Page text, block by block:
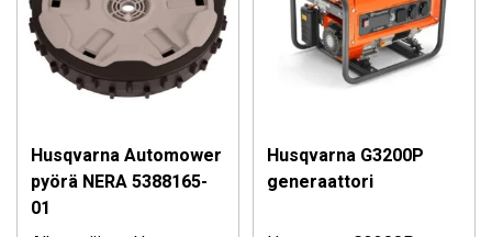
leikkuujäljen kaikissa
olosuhteissa – täysin
automaattisesti.
lopputuloksen kaikissa
olosuhteissa.
Husqvarna Automower
pyörä NERA 5388165-
01
Husqvarna G3200P
generaattori